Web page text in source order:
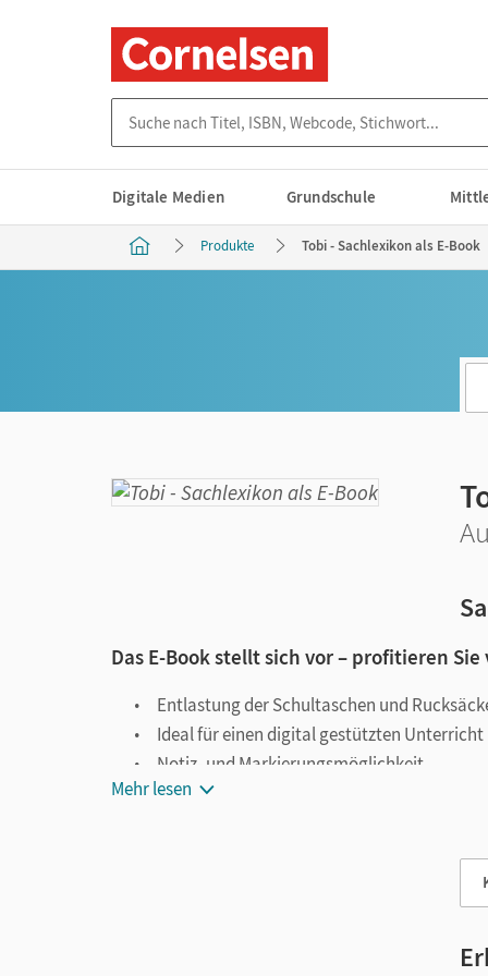
Digitale Medien Grundschule
Produkte Tobi - Sachlexikon als E-Book
Das E-Book stellt sich vor – profitieren
Entlastung der Schultaschen und
Ideal für einen digital gestützten Unterricht
Notiz- und Markierungsmöglichkeit
Jederzeit unkompliziert verfügbar
Mehr lesen